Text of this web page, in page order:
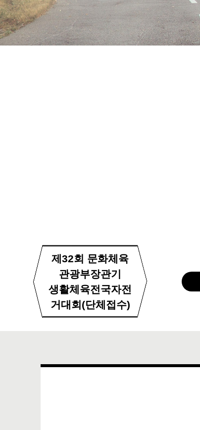
제32회 문화체육
관광부장관기
생활체육전국자전
거대회(단체접수)